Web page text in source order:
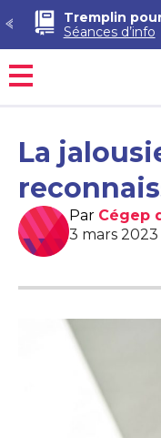
Tremplin
Séances d’info
Menu
La
Par Cégep
3 mars 2023